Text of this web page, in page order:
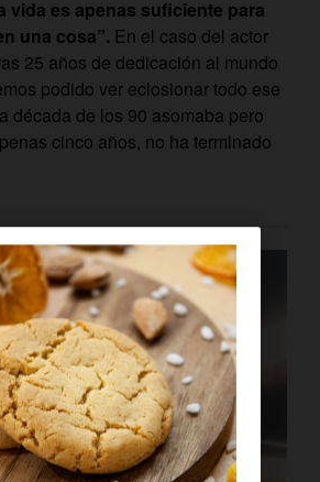
vida es apenas suficiente para
una cosa”. En el caso del actor
25 años de dedicación al mundo
podido ver eclosionar todo ese
década de los 90 asomaba pero
cinco años, no ha terminado